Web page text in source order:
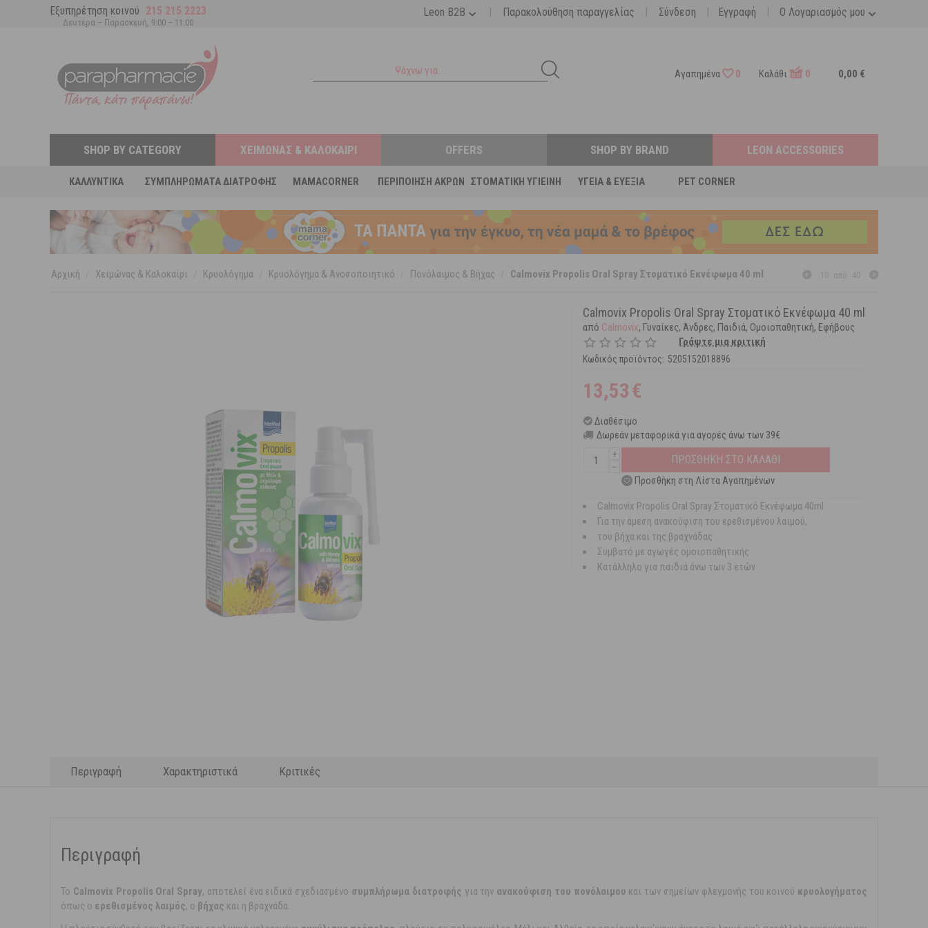
Εξυπηρέτηση κοινού 215 215 2223
Δευτέρα – Παρασκευή, 9:00 – 11:00
Ο Λογαριασμός μου
Leon B2B | Παρακολούθηση παραγγελίας | Σύνδεση | Εγγραφή |
Αγαπημένα 0 Καλάθι 0 0,00 €
SHOP BY CATEGORY
ΚΑΛΛΥΝΤΙΚΆ ΣΥΜΠΛΗΡΏΜΑΤΑ ΔΙΑΤΡΟΦΉΣ MAMACORNER ΠΕΡΙΠΟΊΗΣΗ ΆΚΡΩΝ ΣΤΟΜΑΤΙΚΉ ΥΓΙΕΙΝΉ ΥΓΕΊΑ & ΕΥΕΞΊΑ PET CORNER
ΧΕΙΜΏΝΑΣ & ΚΑΛΟΚΑΊΡΙ OFFERS SHOP BY BRAND LEON ACCESSORIES
Αρχική Χειμώνας & Καλοκαίρι Κρυολόγημα Κρυολόγημα & Ανοσοποιητικό Πονόλαιμος & Βήχας Calmovix Propolis Oral Spray Στοματικό Εκνέφωμα 40 ml
Calmovix Propolis Oral Spray Στοματικό Εκνέφωμα 40 ml
από Calmovix, Γυναίκες, Άνδρες, Παιδιά, Ομοιοπαθητική, Εφήβους
Γράψτε μια κριτική
Κωδικός προϊόντος: 5205152018896
13,53€
Διαθέσιμο
Δωρεάν μεταφορικά για αγορές άνω των 39€
+
−
ΠΡΟΣΘΗΚΗ ΣΤΟ ΚΑΛΑΘΙ
Προσθήκη στη Λίστα Αγαπημένων
Calmovix Propolis Oral Spray Στοματικό Εκνέφωμα 40ml
Για την άμεση ανακούφιση του ερεθισμένου λαιμού,
του βήχα και της βραχνάδας
Συμβατό με αγωγές ομοιοπαθητικής
Κατάλληλο για παιδιά άνω των 3 ετών
Περιγραφή Χαρακτηριστικά Κριτικές
Περιγραφή
Το Calmovix Propolis Oral Spray, αποτελεί ένα ειδικά σχεδιασμένο συμπλήρωμα διατροφής για την ανακούφιση του πονόλαιμου και των σημείων φλεγμονής του κοινού κρυολογήματος
όπως ο ερεθισμένος λαιμός, ο βήχας και η βραχνάδα.